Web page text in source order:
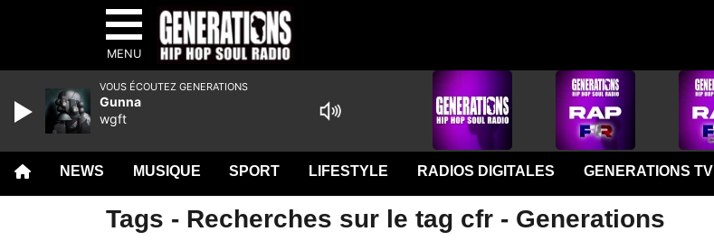
MENU
NEWS MUSIQUE SPORT LIFESTYLE RADIOS DIGITALES GENERATIONS TV
Tags - Recherches sur le tag cfr - Generations
VOUS ÉCOUTEZ GENERATIONS
Gunna
wgft